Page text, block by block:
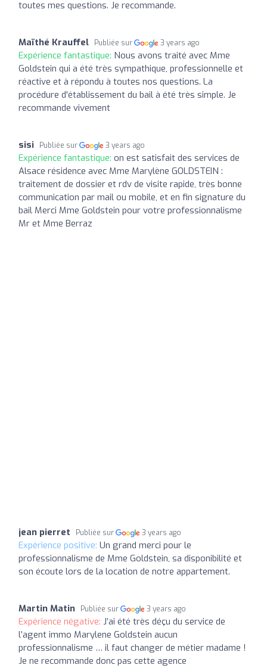
toutes mes questions. Je recommande.
Maïthé Krauffel Publiée sur 3 years ago
Expérience fantastique: Nous avons traité avec Mme
Goldstein qui a été très sympathique, professionnelle et
réactive et à répondu à toutes nos questions. La
procédure d'établissement du bail à été très simple. Je
recommande vivement
sisi Publiée sur 3 years ago
Expérience fantastique: on est satisfait des services de
Alsace résidence avec Mme Marylène GOLDSTEIN :
traitement de dossier et rdv de visite rapide, très bonne
communication par mail ou mobile, et en fin signature du
bail Merci Mme Goldstein pour votre professionnalisme
Mr et Mme Berraz
jean pierret Publiée sur 3 years ago
Expérience positive: Un grand merci pour le
professionnalisme de Mme Goldstein, sa disponibilité et
son écoute lors de la location de notre appartement.
Martin Matin Publiée sur 3 years ago
Expérience négative: J’ai été très déçu du service de
l’agent immo Marylene Goldstein aucun
professionnalisme … il faut changer de métier madame !
Je ne recommande donc pas cette agence